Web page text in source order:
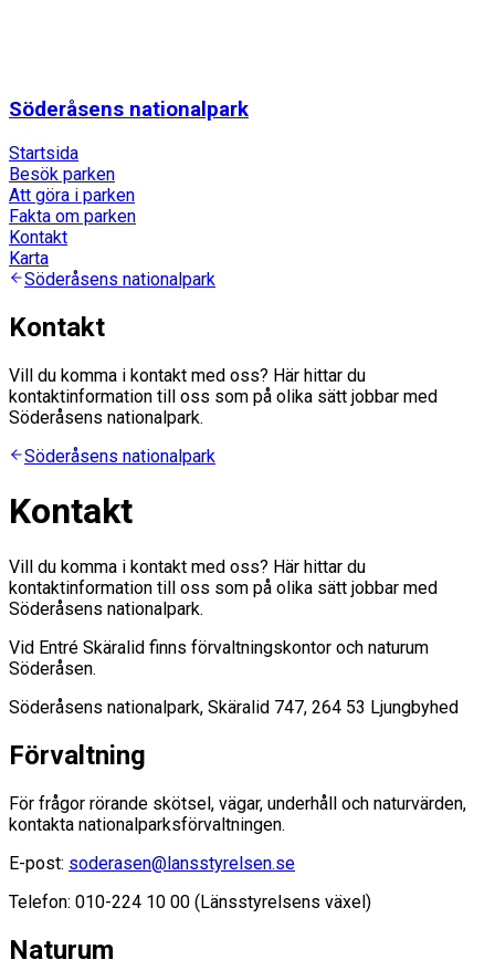
Söderåsens nationalpark
Startsida
Besök parken
Att göra i parken
Fakta om parken
Kontakt
Karta
Söderåsens nationalpark
Kontakt
Vill du komma i kontakt med oss? Här hittar du
kontaktinformation till oss som på olika sätt jobbar med
Söderåsens nationalpark.
Söderåsens nationalpark
Kontakt
Vill du komma i kontakt med oss? Här hittar du
kontaktinformation till oss som på olika sätt jobbar med
Söderåsens nationalpark.
Vid Entré Skäralid finns förvaltningskontor och naturum
Söderåsen.
Söderåsens nationalpark, Skäralid 747, 264 53 Ljungbyhed
Förvaltning
För frågor rörande skötsel, vägar, underhåll och naturvärden,
kontakta nationalparksförvaltningen.
E-post: soderasen@lansstyrelsen.se
Telefon: 010-224 10 00 (Länsstyrelsens växel)
Naturum